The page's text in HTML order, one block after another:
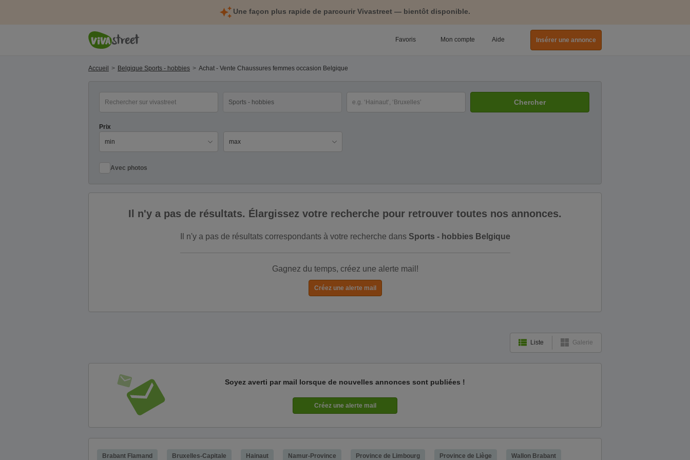
Une façon plus rapide de parcourir Vivastreet — bientôt disponible.
Favoris Mon compte Aide Insérer une annonce
Accueil Belgique Sports - hobbies Achat - Vente Chaussures femmes occasion Belgique
Chercher
Prix
Avec photos
Il n'y a pas de résultats. Élargissez votre recherche pour retrouver toutes nos annonces.
Il n'y a pas de résultats correspondants à votre recherche dans Sports - hobbies Belgique
Gagnez du temps, créez une alerte mail!
Liste Galerie
Soyez averti par mail lorsque de nouvelles annonces sont publiées !
Brabant Flamand Bruxelles-Capitale Hainaut Namur-Province Province de Limbourg Province de Liège Wallon Brabant